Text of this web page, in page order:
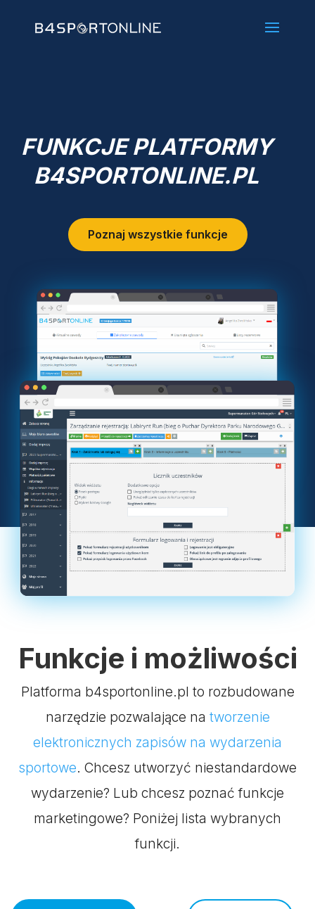
FUNKCJE PLATFORMY
B4SPORTONLINE.PL
Poznaj wszystkie funkcje
Funkcje i możliwości
Platforma b4sportonline.pl to rozbudowane
narzędzie pozwalające na tworzenie
elektronicznych zapisów na wydarzenia
sportowe. Chcesz utworzyć niestandardowe
wydarzenie? Lub chcesz poznać funkcje
marketingowe? Poniżej lista wybranych
funkcji.